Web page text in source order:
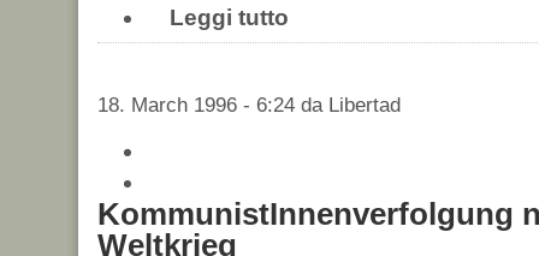
Leggi tutto
18. March 1996 - 6:24 da Libertad
KommunistInnenverfolgung
Weltkrieg